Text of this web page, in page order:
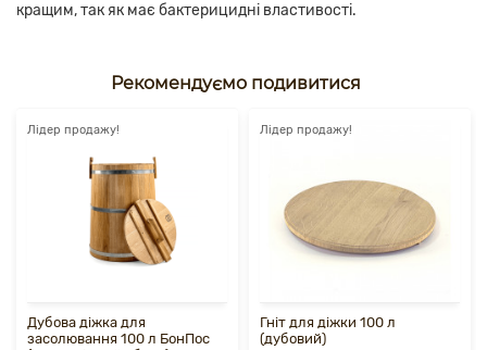
кращим, так як має бактерицидні властивості.
Рекомендуємо подивитися
Лідер продажу!
Дубова діжка для
засолювання 100 л БонПос
Лідер продажу!
Гніт для діжки 100 л
(дубовий)